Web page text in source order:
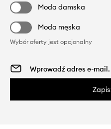
Moda damska
Moda męska
Wybór oferty jest opcjonalny